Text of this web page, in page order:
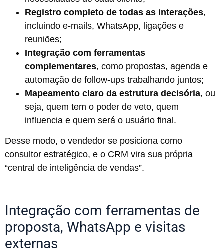
Registro completo de todas as interações,
incluindo e-mails, WhatsApp, ligações e
reuniões;
Integração com ferramentas
complementares, como propostas, agenda e
automação de follow-ups trabalhando juntos;
Mapeamento claro da estrutura decisória, ou
seja, quem tem o poder de veto, quem
influencia e quem será o usuário final.
Desse modo, o vendedor se posiciona como
consultor estratégico, e o CRM vira sua própria
“central de inteligência de vendas”.
Integração com ferramentas de
proposta, WhatsApp e visitas
externas